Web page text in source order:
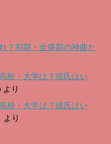
？初期・全盛期の神曲た
校・大学は？彼氏はい
より
校・大学は？彼氏はい
より